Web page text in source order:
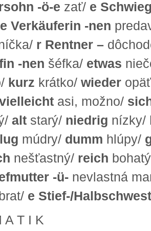
-ö-e zať/ e
e Verkäuferin -nen
r Rentner –
-nen šéfka/ etwas
kurz krátko/ wieder
asi, možno/
alt starý/ niedrig nízky/
múdry/ dumm hlúpy/
nešťastný/ reich
-ü- nevlastná
e Stief-/
A T I K